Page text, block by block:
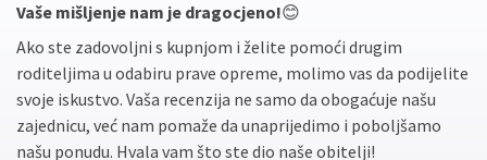
Vaše mišljenje nam je dragocjeno!😊
Ako ste zadovoljni s kupnjom i želite pomoći drugim
roditeljima u odabiru prave opreme, molimo vas da podijelite
svoje iskustvo. Vaša recenzija ne samo da obogaćuje našu
zajednicu, već nam pomaže da unaprijedimo i poboljšamo
našu ponudu. Hvala vam što ste dio naše obitelji!